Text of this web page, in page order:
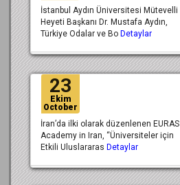
İstanbul Aydın Üniversitesi Mütevelli
Heyeti Başkanı Dr. Mustafa Aydın,
Türkiye Odalar ve Bo Detaylar
23
Ekim
October
İran’da ilki olarak düzenlenen EURAS
Academy in Iran, “Üniversiteler için
Etkili Uluslararas Detaylar